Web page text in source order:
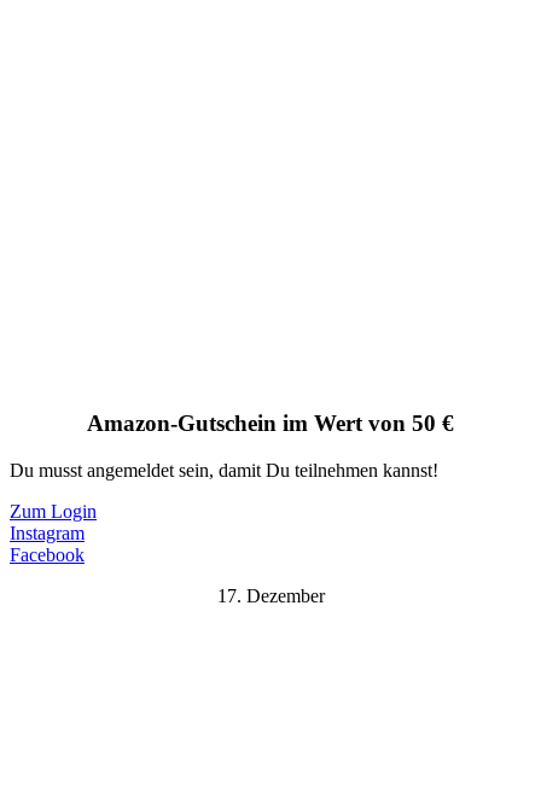
Amazon-Gutschein im Wert von 50 €
Du musst angemeldet sein, damit Du teilnehmen kannst!
Zum Login
Instagram
Facebook
17. Dezember